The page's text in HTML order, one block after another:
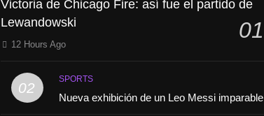
Victoria de Chicago Fire: así fue el partido de
Lewandowski
01
12 Hours Ago
02
SPORTS
Nueva exhibición de un Leo Messi imparable